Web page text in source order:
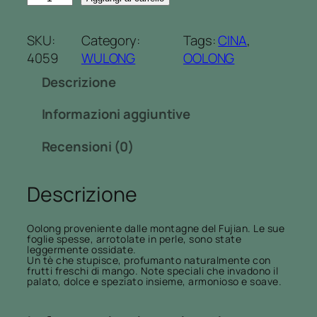
e
z
z
:
d
a
1
,
0
€
a
1
N
G
O
q
a
n
t
i
SKU:
4059
Category:
WULONG
Tags:CINA
OOLONG
Descrizione
Informazioni aggiuntive
Recensioni (0)
Descrizione
Oolong proveniente dalle montagne del Fujian. Le sue
foglie spesse, arrotolate in perle, sono state
leggermente ossidate.
Un tè che stupisce, profumanto naturalmente con
frutti freschi di mango. Note speciali che invadono il
palato, dolce e speziato insieme, armonioso e soave.